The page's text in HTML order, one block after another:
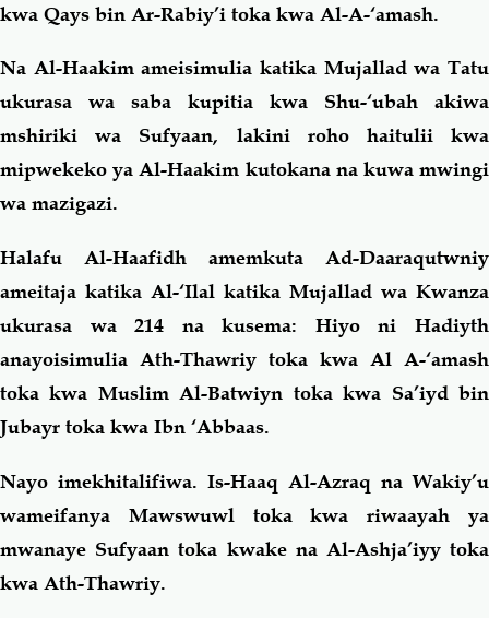
kwa Qays bin Ar-Rabiy’i toka kwa Al-A-‘amash.
Na Al-Haakim ameisimulia katika Mujallad wa Tatu
ukurasa wa saba kupitia kwa Shu-‘ubah akiwa
mshiriki wa Sufyaan, lakini roho haitulii kwa
mipwekeko ya Al-Haakim kutokana na kuwa mwingi
wa mazigazi.
Halafu Al-Haafidh amemkuta Ad-Daaraqutwniy
ameitaja katika Al-‘Ilal katika Mujallad wa Kwanza
ukurasa wa 214 na kusema: Hiyo ni Hadiyth
anayoisimulia Ath-Thawriy toka kwa Al A-‘amash
toka kwa Muslim Al-Batwiyn toka kwa Sa’iyd bin
Jubayr toka kwa Ibn ‘Abbaas.
Nayo imekhitalifiwa. Is-Haaq Al-Azraq na Wakiy’u
wameifanya Mawswuwl toka kwa riwaayah ya
mwanaye Sufyaan toka kwake na Al-Ashja’iyy toka
kwa Ath-Thawriy.